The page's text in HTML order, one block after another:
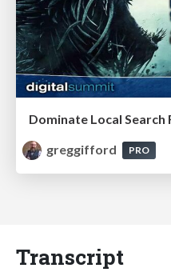
greggifford
PRO
Transcript